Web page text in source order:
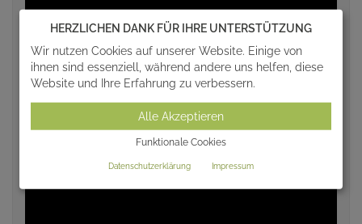
HERZLICHEN DANK FÜR IHRE UNTERSTÜTZUNG
Wir nutzen Cookies auf unserer Website. Einige von
ihnen sind essenziell, während andere uns helfen, diese
Website und Ihre Erfahrung zu verbessern.
Alle Akzeptieren
Funktionale Cookies
Datenschutzerklärung Impressum